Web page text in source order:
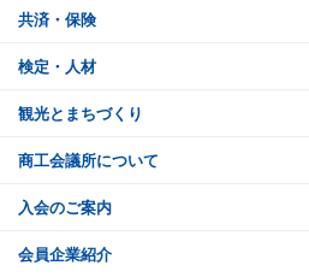
共済・保険
検定・人材
観光とまちづくり
商工会議所について
入会のご案内
会員企業紹介